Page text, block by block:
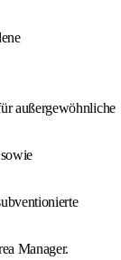
außergewöhnliche
Manager.